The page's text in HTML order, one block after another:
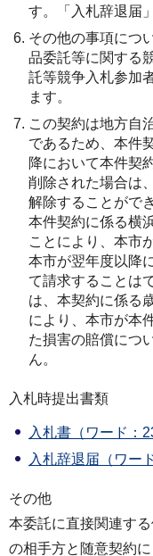
す。「入札辞退届
その他の事項につ
品委託等に関する
託等競争入札参加
ます。
この契約は地方自
であるため、本件
降において本件契
削除された場合は
解除することがで
本件契約に係る横
ことにより、本市
本市が翌年度以降
て請求することは
は、本契約に係る
により、本市が本
た損害の賠償につ
ん。
入札時提出書類
入札書（ワード：
入札辞退届（ワー
その他
本委託に直接関連す
の相手方と随意契約